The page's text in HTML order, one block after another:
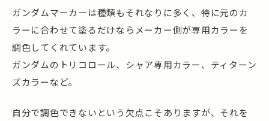
ガンダムマーカーは種類もそれなりに多く、特に元のカ
ラーに合わせて塗るだけならメーカー側が専用カラーを
調色してくれています。
ガンダムのトリコロール、シャア専用カラー、ティターン
ズカラーなど。
自分で調色できないという欠点こそありますが、それを